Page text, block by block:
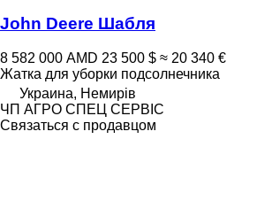
John Deere Шабля
8 582 000 AMD 23 500 $ ≈ 20 340 €
Жатка для уборки подсолнечника
Украина, Немирів
ЧП АГРО СПЕЦ СЕРВІС
Связаться с продавцом